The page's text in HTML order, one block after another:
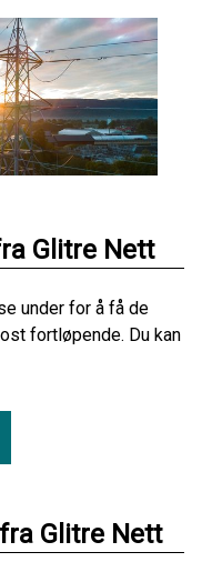
Glitre Nett
under for å få de
fortløpende. Du kan
Glitre Nett